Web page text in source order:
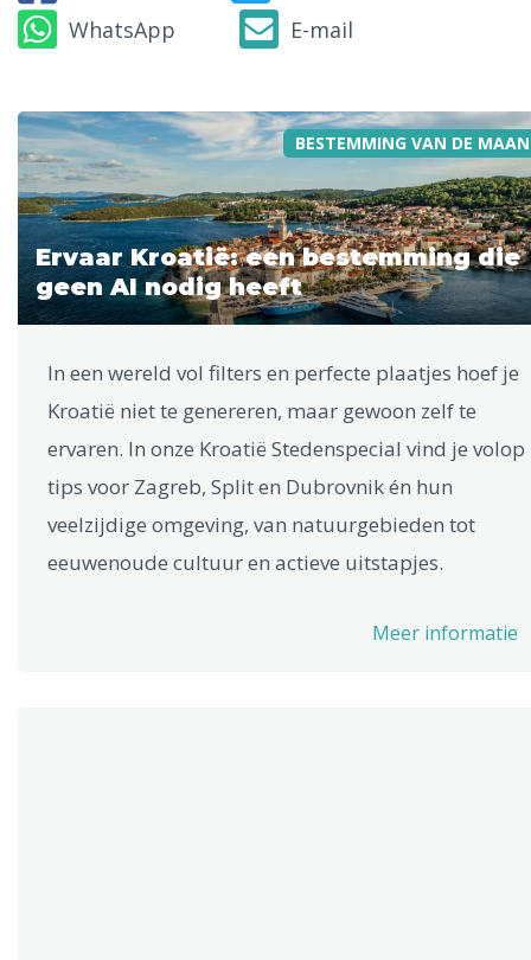
WhatsApp
E-mail
BESTEMMING VAN DE
Ervaar Kroatië: een bestemming die
geen AI nodig heeft
In een wereld vol filters en perfecte plaatjes hoef je
Kroatië niet te genereren, maar gewoon zelf te
ervaren. In onze Kroatië Stedenspecial vind je volop
tips voor Zagreb, Split en Dubrovnik én hun
veelzijdige omgeving, van natuurgebieden tot
eeuwenoude cultuur en actieve uitstapjes.
Meer informatie